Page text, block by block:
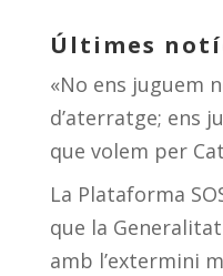
Últimes
«No ens juguem
d’aterratge; ens
que volem per
La Plataforma
que la
amb l’extermini